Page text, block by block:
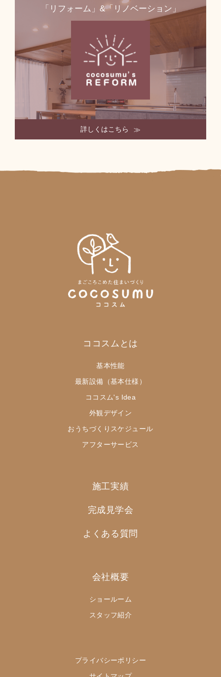
「リフォーム」&「リノベーション」
詳しくはこちら
ココスムとは
基本性能
最新設備（基本仕様）
ココスム's Idea
外観デザイン
おうちづくりスケジュール
アフターサービス
施工実績
完成見学会
よくある質問
会社概要
ショールーム
スタッフ紹介
プライバシーポリシー